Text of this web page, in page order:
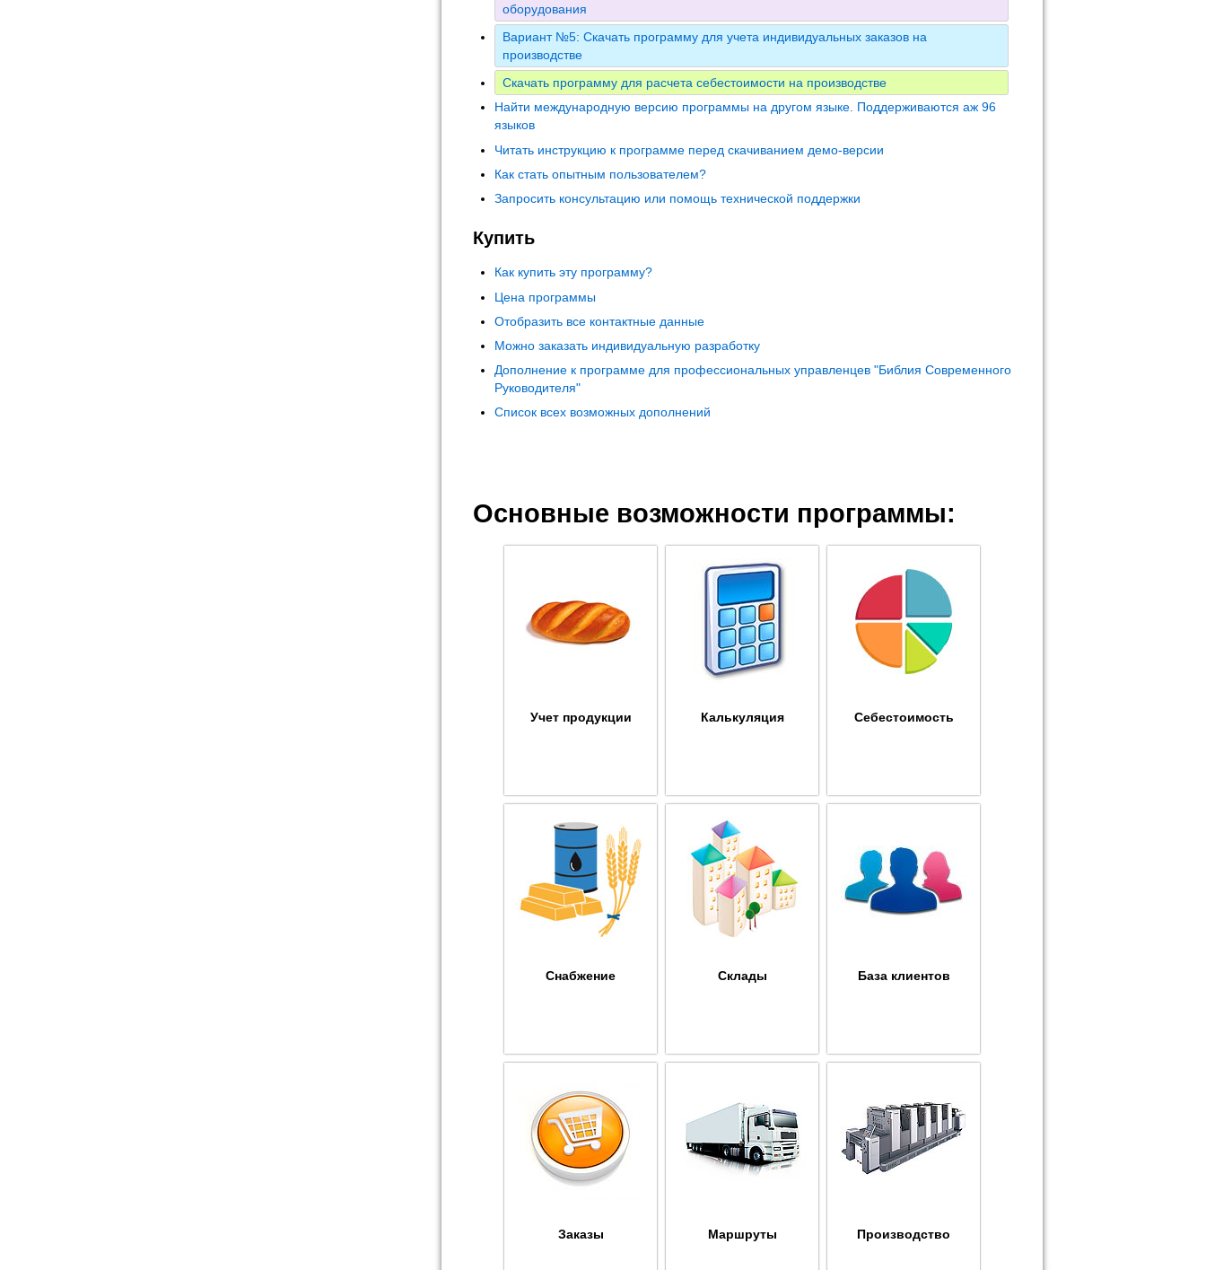
оборудования
Вариант №5: Скачать программу для учета индивидуальных заказов на
производстве
Скачать программу для расчета себестоимости на производстве
Найти международную версию программы на другом языке. Поддерживаются аж 96
языков
Читать инструкцию к программе перед скачиванием демо-версии
Как стать опытным пользователем?
Запросить консультацию или помощь технической поддержки
Купить
Как купить эту программу?
Цена программы
Отобразить все контактные данные
Можно заказать индивидуальную разработку
Дополнение к программе для профессиональных управленцев "Библия Современного
Руководителя"
Список всех возможных дополнений
Основные возможности программы:
Учет продукции Калькуляция Себестоимость
Снабжение Склады База клиентов
Заказы Маршруты Производство